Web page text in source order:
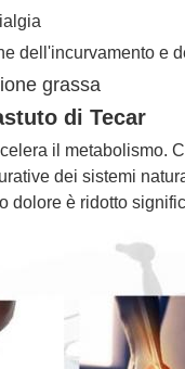
dell'incurvamento e
grassa
di Tecar
il metabolismo.
dei sistemi
dolore è ridotto